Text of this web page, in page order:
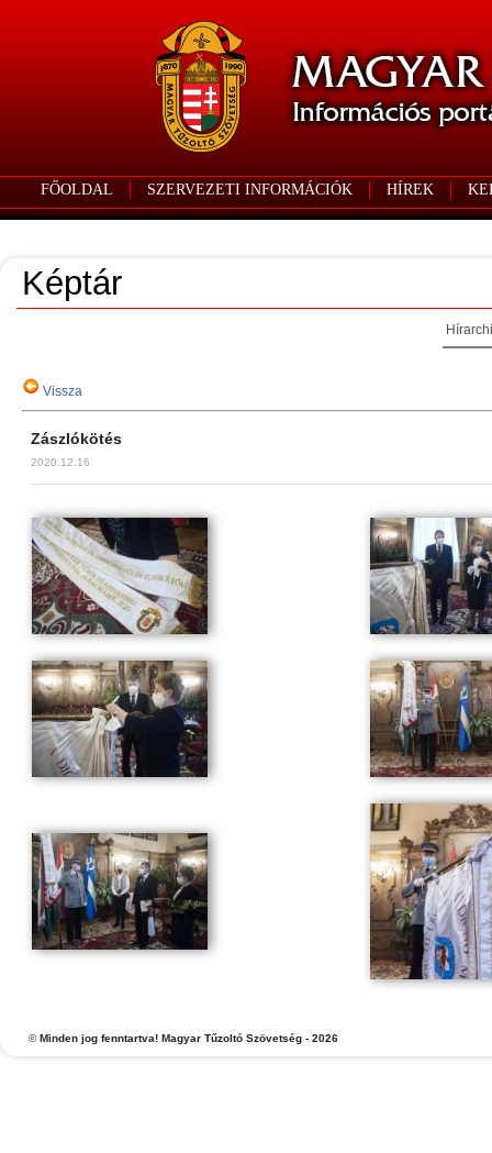
FŐOLDAL SZERVEZETI INFORMÁCIÓK HÍREK
Képtár
Vissza
Zászlókötés
2020.12.16
©Minden jog fenntartva! Magyar Tűzoltó Szövetség - 2026